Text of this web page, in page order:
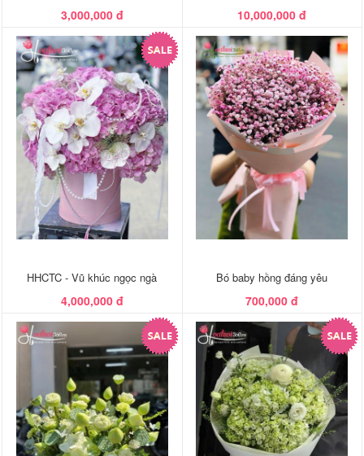
3,000,000 đ 10,000,000 đ
HHCTC - Vũ khúc ngọc ngà
4,000,000 đ
Bó baby hồng đáng yêu
700,000 đ